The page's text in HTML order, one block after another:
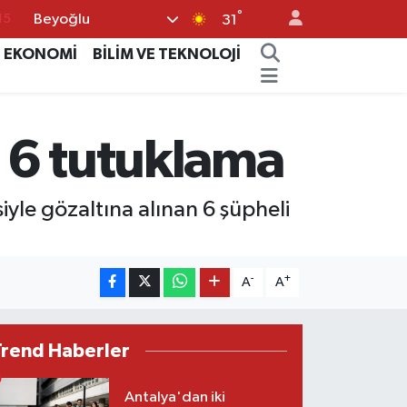
Beyoğlu 31 °
EKONOMİ
BİLİM VE TEKNOLOJİ
6 tutuklama
gözaltına alınan 6 şüpheli
A- A+
Haberler
Antalya'dan iki